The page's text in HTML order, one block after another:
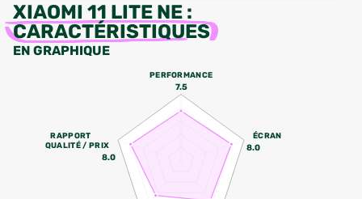
XIAOMI 11 LITE NE :
CARACTÉRISTIQUES
EN GRAPHIQUE
PERFORMANCE
7.5
ÉCRAN
8.0
RAPPORT
QUALITÉ / PRIX
8.0